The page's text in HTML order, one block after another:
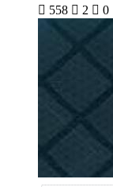
 558  2  0